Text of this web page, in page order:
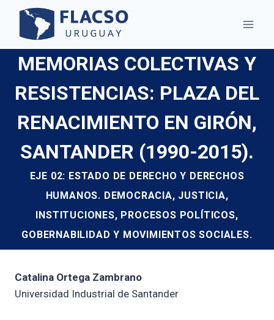
Saltar
contenido
MEMORIAS COLECTIVAS Y
RESISTENCIAS: PLAZA DEL
RENACIMIENTO EN GIRÓN,
SANTANDER (1990-2015).
EJE 02: ESTADO DE DERECHO Y DERECHOS
HUMANOS. DEMOCRACIA, JUSTICIA,
INSTITUCIONES, PROCESOS POLÍTICOS,
GOBERNABILIDAD Y MOVIMIENTOS SOCIALES.
Catalina Ortega Zambrano
Universidad Industrial de Santander